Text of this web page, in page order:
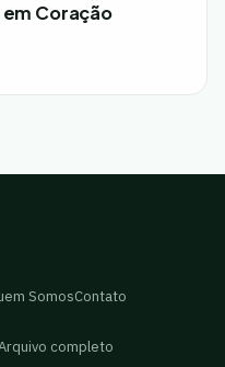
em Coração
SomosContato
completo